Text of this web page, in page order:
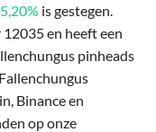
5,20% is gestegen.
en heeft een
pinheads
Binance en
op onze